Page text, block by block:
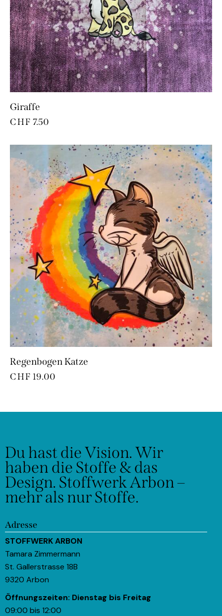
Giraffe
CHF 7.50
Regenbogen Katze
CHF 19.00
Du hast die Vision.Wir
haben die Stoffe & das
Design. Stoffwerk Arbon –
mehr als nur Stoffe.
Adresse
STOFFWERK ARBON
Tamara Zimmermann
St. Gallerstrasse 18B
9320 Arbon
Öffnungszeiten: Dienstag bis Freitag
09:00 bis 12:00